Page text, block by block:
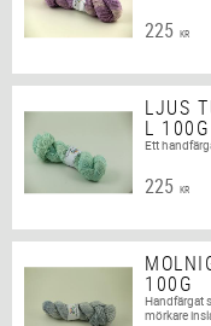
225 KR
LJUS
L 100G
Ett
225 KR
100G
Handfärgat
mörkare